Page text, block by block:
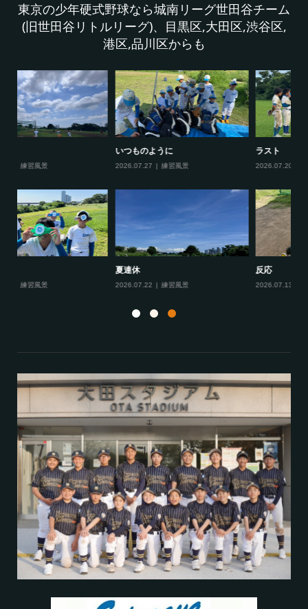
東京の少年硬式野球なら城南リーグ世田谷チーム
(旧世田谷リトルリーグ)、目黒区,大田区,渋谷区,
港区,品川区からも
2026.07.20
ベストゲーム
2026.07.15
2026.07.13 2026.07.06